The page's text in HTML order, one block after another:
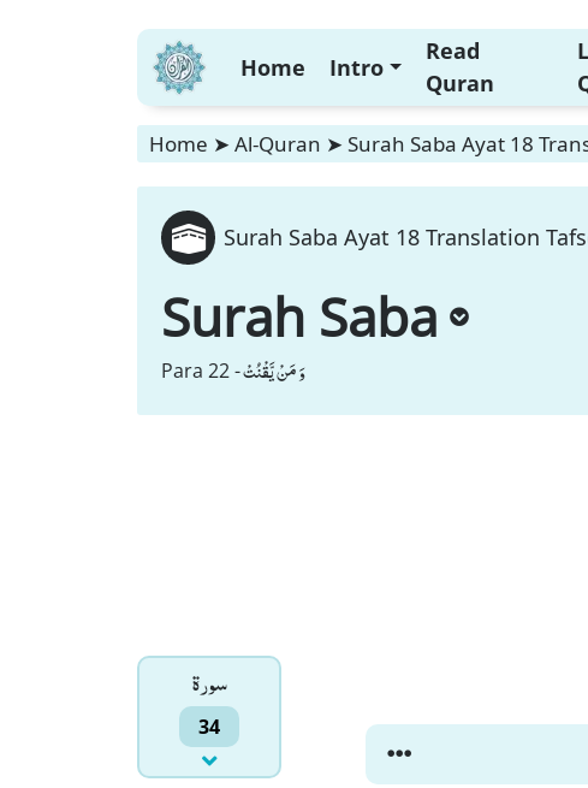
Home Intro
Read
Quran
Home ➤ Al-Quran ➤ Surah Saba Ayat 18
Surah Saba Ayat 18 Translation
Surah Saba
Para 22 -وَ مَنْ یَّقْنُتْ
سورۃ
34